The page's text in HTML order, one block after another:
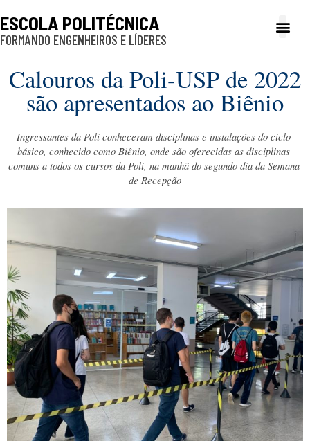
ESCOLA POLITÉCNICA
FORMANDO ENGENHEIROS E LÍDERES
Calouros da Poli-USP de 2022
são apresentados ao Biênio
Ingressantes da Poli conheceram disciplinas e instalações do ciclo
básico, conhecido como Biênio, onde são oferecidas as disciplinas
comuns a todos os cursos da Poli, na manhã do segundo dia da Semana
de Recepção